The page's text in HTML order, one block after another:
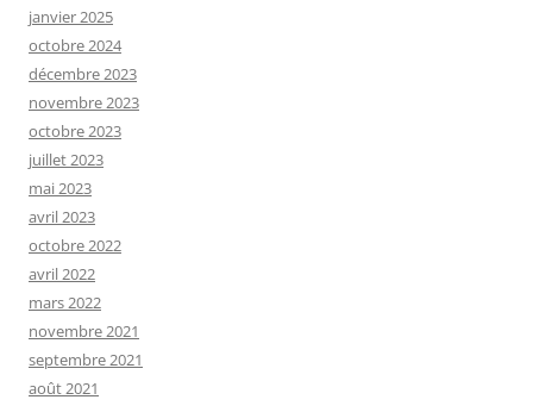
janvier 2025
octobre 2024
décembre 2023
novembre 2023
octobre 2023
juillet 2023
mai 2023
avril 2023
octobre 2022
avril 2022
mars 2022
novembre 2021
septembre 2021
août 2021